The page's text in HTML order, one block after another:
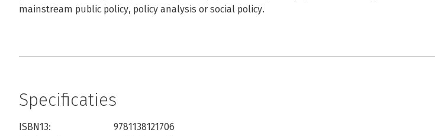
mainstream public policy, policy analysis or social policy.
Specificaties
ISBN13:
9781138121706